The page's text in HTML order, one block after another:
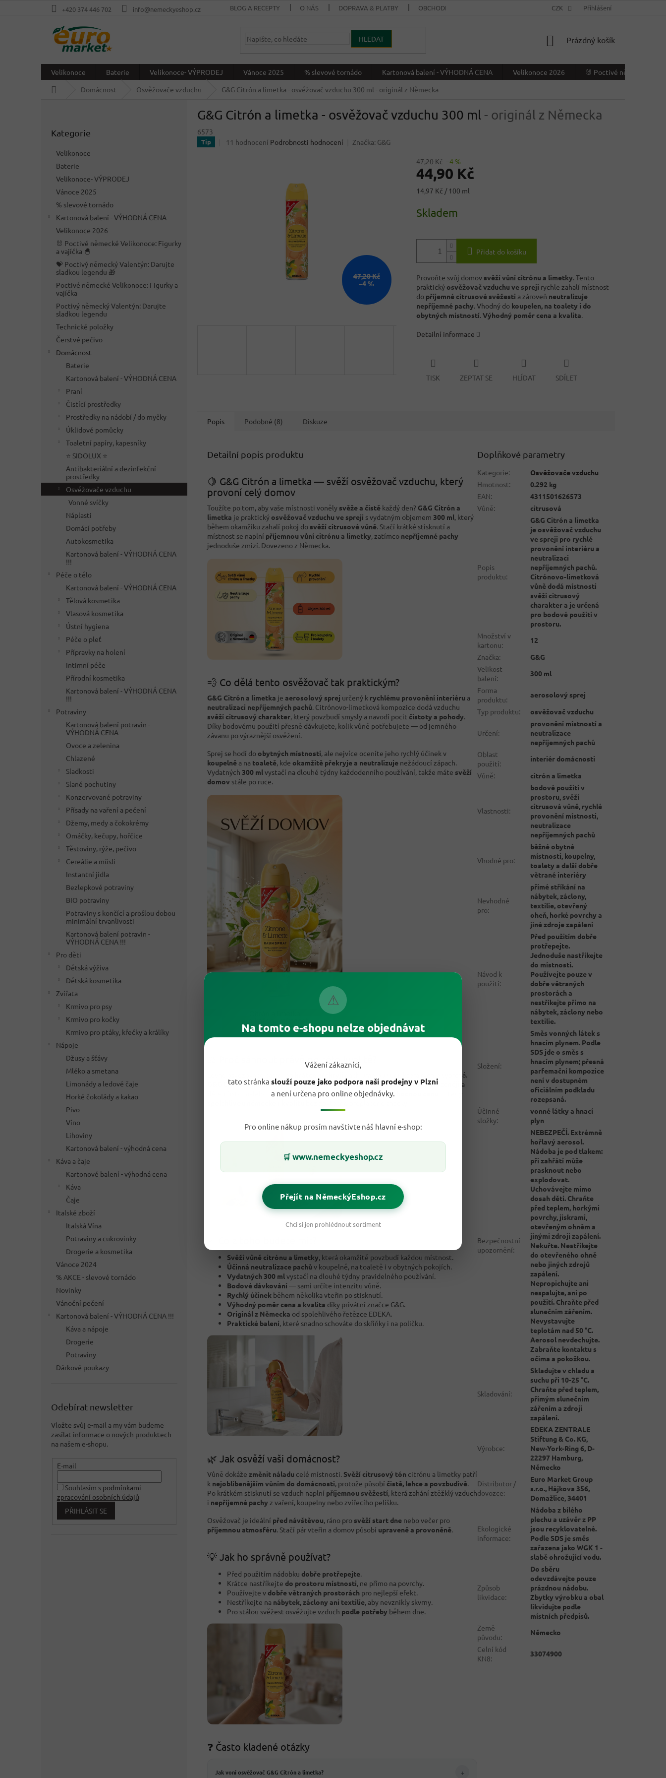
⚠
Na tomto e-shopu nelze objednávat
Vážení zákazníci,
tato stránka slouží pouze jako podpora naší prodejny v Plzni
a není určena pro online objednávky.
Pro online nákup prosím navštivte náš hlavní e-shop:
🛒 www.nemeckyeshop.cz
Přejít na NěmeckýEshop.cz
Chci si jen prohlédnout sortiment
+420 374 446 702 info@nemeckyeshop.cz BLOG A RECEPTY O NÁS DOPRAVA & PLATBY OBCHODNÍ PODMÍNKY VÝDEJNÍ MÍSTO
CZK Přihlášení
HLEDAT
NÁKUPNÍ
Prázdný košík
Velikonoce Baterie Velikonoce- VÝPRODEJ Vánoce 2025 % slevové tornádo Kartonová balení - VÝHODNÁ CENA Velikonoce 2026
🐰 Poctivé německé
Domácnost Osvěžovače vzduchu G&G Citrón a limetka - osvěžovač vzduchu 300 ml - originál z Německa
kategorie
Kategorie
Velikonoce
Baterie
Velikonoce- VÝPRODEJ
Vánoce 2025
% slevové tornádo
Kartonová balení - VÝHODNÁ CENA
Velikonoce 2026
🐰 Poctivé německé Velikonoce: Figurky
a vajíčka 🐣
💝 Poctivý německý Valentýn: Darujte
sladkou legendu 🎁
Poctivé německé Velikonoce: Figurky a
vajíčka
Poctivý německý Valentýn: Darujte
sladkou legendu
Technické položky
Čerstvé pečivo
Domácnost
Baterie
Kartonová balení - VÝHODNÁ CENA
Praní
Čistící prostředky
Prostředky na nádobí / do myčky
Úklidové pomůcky
Toaletní papíry, kapesníky
⭐ SIDOLUX ⭐
Antibakteriální a dezinfekční
prostředky
Osvěžovače vzduchu
Vonné svíčky
Náplasti
Domácí potřeby
Autokosmetika
Kartonová balení - VÝHODNÁ CENA
!!!
Péče o tělo
Kartonová balení - VÝHODNÁ CENA
Tělová kosmetika
Vlasová kosmetika
Ústní hygiena
Péče o pleť
Přípravky na holení
Intimní péče
Přírodní kosmetika
Kartonová balení - VÝHODNÁ CENA
!!!
Potraviny
Kartonová balení potravin -
VÝHODNÁ CENA
Ovoce a zelenina
Chlazené
Sladkosti
Slané pochutiny
Konzervované potraviny
Přísady na vaření a pečení
Džemy, medy a čokokrémy
Omáčky, kečupy, hořčice
Těstoviny, rýže, pečivo
Cereálie a müsli
Instantní jídla
Bezlepkové potraviny
BIO potraviny
Potraviny s končící a prošlou dobou
minimální trvanlivosti
Kartonová balení potravin -
VÝHODNÁ CENA !!!
Pro děti
Dětská výživa
Dětská kosmetika
Zvířata
Krmivo pro psy
Krmivo pro kočky
Krmivo pro ptáky, křečky a králíky
Nápoje
Džusy a šťávy
Mléko a smetana
Limonády a ledové čaje
Horké čokolády a kakao
Pivo
Víno
Lihoviny
Kartonová balení - výhodná cena
Káva a čaje
Kartonové balení - výhodná cena
Káva
Čaje
Italské zboží
Italská Vína
Potraviny a cukrovinky
Drogerie a kosmetika
Vánoce 2024
% AKCE - slevové tornádo
Novinky
Vánoční pečení
Kartonová balení - VÝHODNÁ CENA !!!
Káva a nápoje
Drogerie
Potraviny
Dárkové poukazy
Odebírat newsletter
Vložte svůj e-mail a my vám budeme
zasílat informace o nových produktech
na našem e-shopu.
E-mail
Souhlasím s podmínkami
zpracování osobních údajů
PŘIHLÁSIT SE
G&G Citrón a limetka - osvěžovač vzduchu 300 ml - originál z Německa
6573
Tip
Průměrné
11 hodnocení Podrobnosti hodnocení Značka: G&G
47,20 Kč
–4 %
47,20 Kč –4 %
44,90 Kč
Měrná
14,97 Kč / 100 ml
Skladem
Přidat do košíku
Provoňte svůj domov svěží vůní citrónu a limetky. Tento
praktický osvěžovač vzduchu ve spreji rychle zahalí místnost
do příjemné citrusové svěžesti a zároveň neutralizuje
nepříjemné pachy. Vhodný do koupelen, na toalety i do
obytných místností.Výhodný poměr cena a kvalita.
Detailní informace
TISK ZEPTAT SE HLÍDAT SDÍLET
Popis Podobné (8) Diskuze
Detailní popis produktu
🍋 G&G Citrón a limetka — svěží osvěžovač vzduchu, který
provoní celý domov
Toužíte po tom, aby vaše místnosti voněly svěže a čistě každý den? G&G Citrón a
limetka je praktický osvěžovač vzduchu ve spreji s vydatným objemem 300 ml, který
během okamžiku zahalí pokoj do svěží citrusové vůně. Stačí krátké stisknutí a
místnost se naplní příjemnou vůní citrónu a limetky, zatímco nepříjemné pachy
jednoduše zmizí. Dovezeno z Německa.
💨 Co dělá tento osvěžovač tak praktickým?
G&G Citrón a limetka je aerosolový sprej určený k rychlému provonění interiéru a
neutralizaci nepříjemných pachů. Citrónovo-limetková kompozice dodá vzduchu
svěží citrusový charakter, který povzbudí smysly a navodí pocit čistoty a pohody.
Díky bodovému použití přesně dávkujete, kolik vůně potřebujete — od jemného
závanu po výraznější osvěžení.
Sprej se hodí do obytných místností, ale nejvíce oceníte jeho rychlý účinek v
koupelně a na toaletě, kde okamžitě překryje a neutralizuje nežádoucí zápach.
Vydatných 300 mlvystačí na dlouhé týdny každodenního používání, takže máte svěží
domov stále po ruce.
⚖️ Proč sáhnout právě po této kvalitě?
pach umělou vůní, která rychle vyprchá.
G&G Citrón a limetkasází navyváženou citrusovou vůni, jež působípřirozeněji
a
déle. Místo malého balení dostávátevydatných 300 mlzavýhodnou cenu
— tedy
Svěží vůně citrónu a limetky , která okamžitě povzbudí každou místnost.
Účinná neutralizace pachů v koupelně, na toaletě i v obytných pokojích.
Vydatných 300 ml vystačí na dlouhé týdny pravidelného používání.
Bodové dávkování — sami určíte intenzitu vůně.
Rychlý účinek během několika vteřin po stisknutí.
Výhodný poměr cena a kvalita díky privátní značce G&G.
Originál z Německa od spolehlivého řetězce EDEKA.
Praktické balení , které snadno schováte do skříňky i na poličku.
🌿 Jak osvěží vaši domácnost?
Vůně dokáže změnit náladu celé místnosti. Svěží citrusový tón citrónu a limetky patří
k nejoblíbenějším vůním do domácnosti, protože působí čistě, lehce a povzbudivě.
Po krátkém stisknutí se vzduch naplní příjemnou svěžestí, která zahání ztěžklý vzduch
i nepříjemné pachy z vaření, koupelny nebo zvířecího pelíšku.
Osvěžovač je ideální před návštěvou, ráno pro svěží start dne nebo večer pro
příjemnou atmosféru. Stačí pár vteřin a domov působí upraveně a provoněně.
💡 Jak ho správně používat?
Před použitím nádobku dobře protřepejte.
Krátce nastříkejte do prostoru místnosti, ne přímo na povrchy.
Používejte v dobře větraných prostorách pro nejlepší efekt.
Nestříkejte na nábytek, záclony ani textilie, aby nevznikly skvrny.
Pro stálou svěžest osvěžujte vzduch podle potřeby během dne.
❓ Často kladené otázky
Jak voní osvěžovač G&G Citrón a limetka? +
Doplňkové parametry
Kategorie:
Osvěžovače vzduchu
Hmotnost:
0.292 kg
EAN:
4311501626573
Vůně: citrusová
Popis
produktu:
G&G Citrón a limetka
je osvěžovač vzduchu
ve spreji pro rychlé
provonění interiéru a
neutralizaci
nepříjemných pachů.
Citrónovo-limetková
vůně dodá místnosti
svěží citrusový
charakter a je určená
pro bodové použití v
prostoru.
Množství v
kartonu:
12
Značka:
G&G
Velikost
balení:
300 ml
Forma
produktu:
aerosolový sprej
Typ produktu: osvěžovač vzduchu
Určení:
provonění místností a
neutralizace
nepříjemných pachů
Oblast
použití:
interiér domácnosti
Vůně: citrón a limetka
Vlastnosti:
bodové použití v
prostoru, svěží
citrusová vůně, rychlé
provonění místnosti,
neutralizace
nepříjemných pachů
Vhodné pro:
běžné obytné
místnosti, koupelny,
toalety a další dobře
větrané interiéry
Nevhodné
pro:
přímé stříkání na
nábytek, záclony,
textilie, otevřený
oheň, horké povrchy a
jiné zdroje zapálení
Návod k
použití:
Před použitím dobře
protřepejte.
Jednoduše nastříkejte
do místnosti.
Používejte pouze v
dobře větraných
prostorách a
nestříkejte přímo na
nábytek, záclony nebo
textilie.
Složení:
Směs vonných látek s
hnacím plynem. Podle
SDS jde o směs s
hnacím plynem; přesná
parfemační kompozice
není v dostupném
oficiálním podkladu
rozepsaná.
Účinné
složky:
vonné látky a hnací
plyn
Bezpečnostní
upozornění:
NEBEZPEČÍ. Extrémně
hořlavý aerosol.
Nádoba je pod tlakem:
při zahřátí může
prasknout nebo
explodovat.
Uchovávejte mimo
dosah dětí. Chraňte
před teplem, horkými
povrchy, jiskrami,
otevřeným ohněm a
jinými zdroji zapálení.
Nekuřte. Nestříkejte
do otevřeného ohně
nebo jiných zdrojů
zapálení.
Nepropichujte ani
nespalujte, ani po
použití. Chraňte před
slunečním zářením.
Nevystavujte
teplotám nad 50 °C.
Aerosol nevdechujte.
Zabraňte kontaktu s
očima a pokožkou.
Skladování:
Skladujte v chladu a
suchu při 10-25 °C.
Chraňte před teplem,
přímým slunečním
zářením a zdroji
zapálení.
Výrobce:
EDEKA ZENTRALE
Stiftung & Co. KG,
New-York-Ring 6, D-
22297 Hamburg,
Německo
Distributor /
dovozce:
Euro Market Group
s.r.o., Hájkova 356,
Domažlice, 34401
Ekologické
informace:
Nádoba z bílého
plechu a uzávěr z PP
jsou recyklovatelné.
Podle SDS je směs
zařazena jako WGK 1 -
slabě ohrožující vodu.
Způsob
likvidace:
Do sběru
odevzdávejte pouze
prázdnou nádobu.
Zbytky výrobku a obal
likvidujte podle
místních předpisů.
Země
původu:
Německo
Celní kód
KN8:
33074900